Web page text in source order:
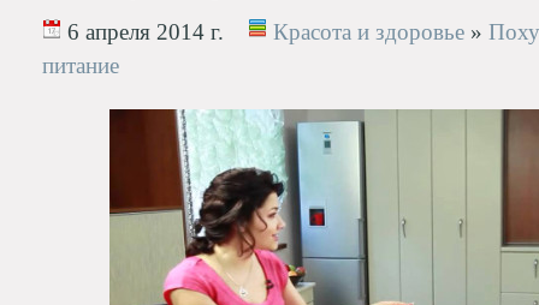
6 апреля 2014 г. Красота и здоровье »
питание